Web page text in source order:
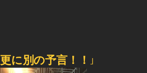
更に別の予言！！ ｣